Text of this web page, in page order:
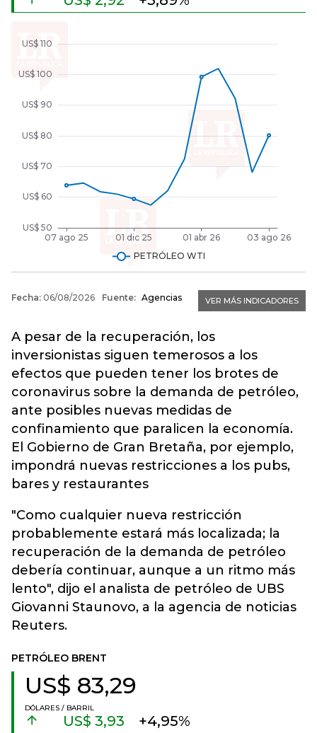
A pesar de la recuperación, los
inversionistas siguen temerosos a los
efectos que pueden tener los brotes de
coronavirus sobre la demanda de petróleo,
ante posibles nuevas medidas de
confinamiento que paralicen la economía.
El Gobierno de Gran Bretaña, por ejemplo,
impondrá nuevas restricciones a los pubs,
bares y restaurantes
"Como cualquier nueva restricción
probablemente estará más localizada; la
recuperación de la demanda de petróleo
debería continuar, aunque a un ritmo más
lento", dijo el analista de petróleo de UBS
Giovanni Staunovo, a la agencia de noticias
Reuters.